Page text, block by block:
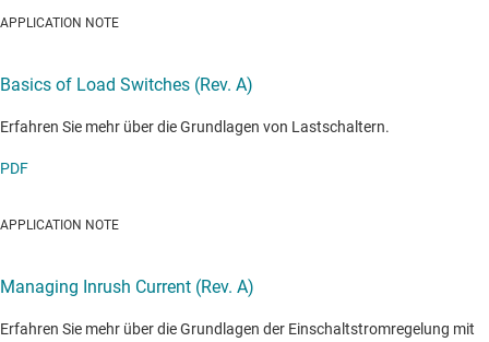
APPLICATION NOTE
Basics of Load Switches (Rev. A)
Erfahren Sie mehr über die Grundlagen von Lastschaltern.
PDF
APPLICATION NOTE
Managing Inrush Current (Rev. A)
Erfahren Sie mehr über die Grundlagen der Einschaltstromregelung mit